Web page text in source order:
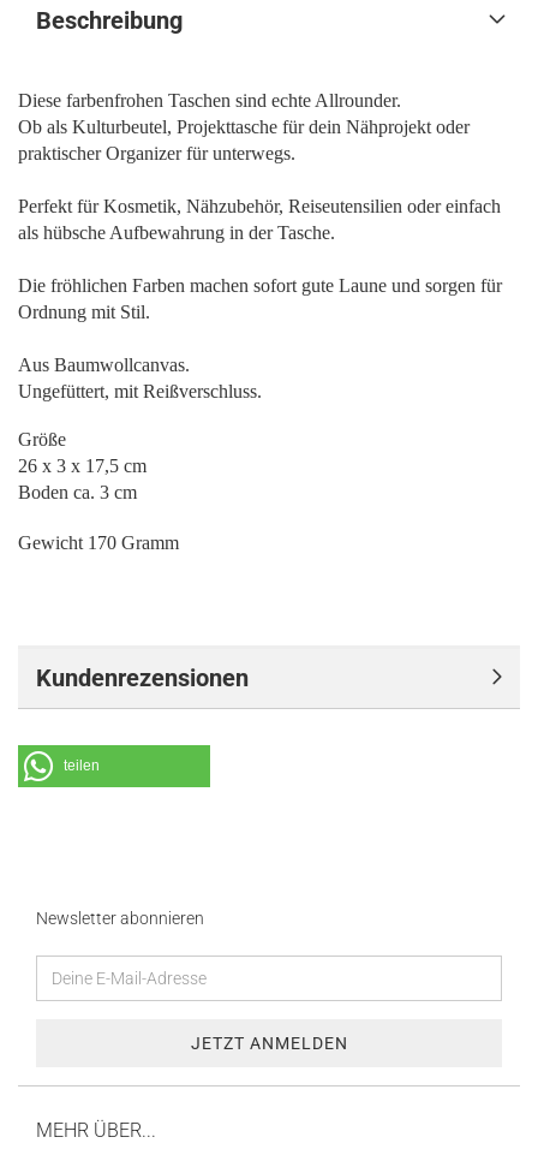
Beschreibung
Diese farbenfrohen Taschen sind echte Allrounder.
Ob als Kulturbeutel, Projekttasche für dein Nähprojekt oder
praktischer Organizer für unterwegs.
Perfekt für Kosmetik, Nähzubehör, Reiseutensilien oder einfach
als hübsche Aufbewahrung in der Tasche.
Die fröhlichen Farben machen sofort gute Laune und sorgen für
Ordnung mit Stil.
Aus Baumwollcanvas.
Ungefüttert, mit Reißverschluss.
Größe
26 x 3 x 17,5 cm
Boden ca. 3 cm
Gewicht 170 Gramm
Kundenrezensionen
teilen
Newsletter abonnieren
MEHR ÜBER...